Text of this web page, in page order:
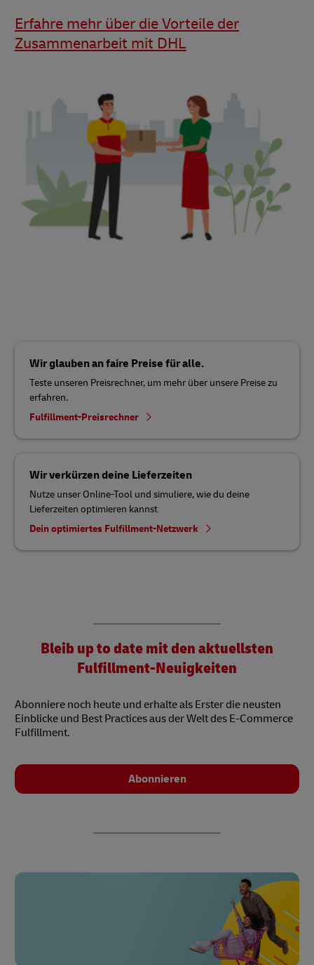
Erfahre mehr über die Vorteile der
Zusammenarbeit mit DHL
Wir glauben an faire Preise für alle.
Teste unseren Preisrechner, um mehr über unsere Preise zu
erfahren.
Fulfillment-Preisrechner
Wir verkürzen deine Lieferzeiten
Nutze unser Online-Tool und simuliere, wie du deine
Lieferzeiten optimieren kannst
Dein optimiertes Fulfillment-Netzwerk
Bleib up to date mit den aktuellsten
Fulfillment-Neuigkeiten
Abonniere noch heute und erhalte als Erster die neusten
Einblicke und Best Practices aus der Welt des E-Commerce
Fulfillment.
Abonnieren